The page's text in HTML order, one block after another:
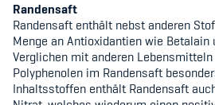
Randensaft
Randensaft enthält nebst anderen
Menge an Antioxidantien wie Betalain
Verglichen mit anderen
Polyphenolen im Randensaft
Inhaltsstoffen enthält Randensaft